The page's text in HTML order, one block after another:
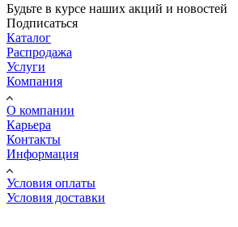
Будьте в курсе наших акций и новостей
Подписаться
Каталог
Распродажа
Услуги
Компания
О компании
Карьера
Контакты
Информация
Условия оплаты
Условия доставки